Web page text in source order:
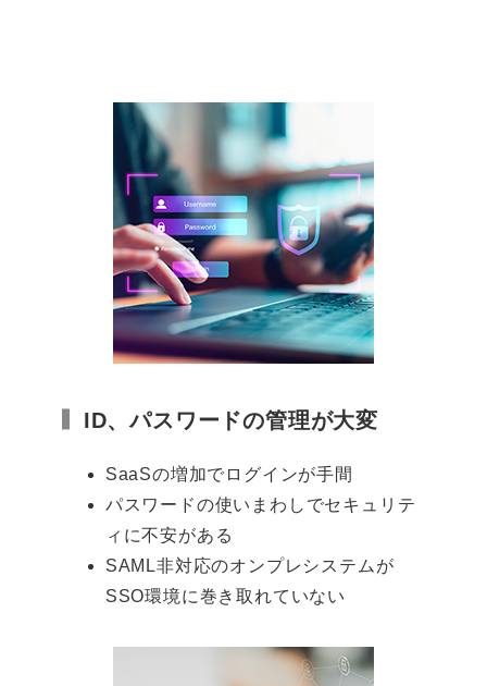
ID、パスワードの管理が大変
SaaSの増加でログインが手間
パスワードの使いまわしでセキュリテ
ィに不安がある
SAML非対応のオンプレシステムが
SSO環境に巻き取れていない